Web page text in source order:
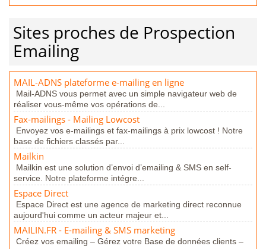
Sites proches de Prospection
Emailing
MAIL-ADNS plateforme e-mailing en ligne
Mail-ADNS vous permet avec un simple navigateur web de
réaliser vous-même vos opérations de...
Fax-mailings - Mailing Lowcost
Envoyez vos e-mailings et fax-mailings à prix lowcost ! Notre
base de fichiers classés par...
Mailkin
Mailkin est une solution d’envoi d’emailing & SMS en self-
service. Notre plateforme intégre...
Espace Direct
Espace Direct est une agence de marketing direct reconnue
aujourd'hui comme un acteur majeur et...
MAILIN.FR - E-mailing & SMS marketing
Créez vos emailing – Gérez votre Base de données clients –